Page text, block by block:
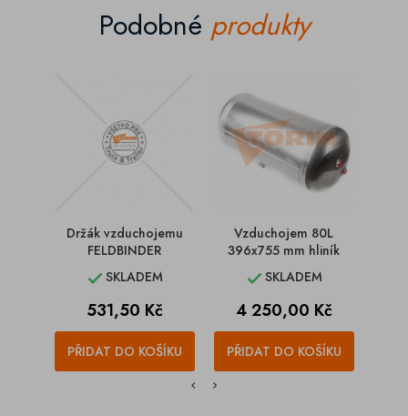
Podobné produkty
Držák vzduchojemu
FELDBINDER
SKLADEM
Cena
531,50 Kč
PŘIDAT DO KOŠÍKU
Vzduchojem 80L
396x755 mm hliník
SKLADEM
Cena
4 250,00 Kč
PŘIDAT DO KOŠÍKU